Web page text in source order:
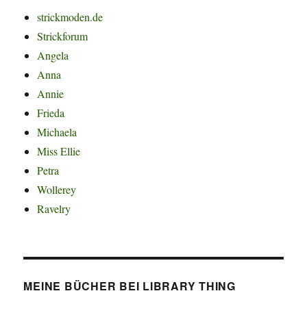
strickmoden.de
Strickforum
Angela
Anna
Annie
Frieda
Michaela
Miss Ellie
Petra
Wollerey
Ravelry
MEINE BÜCHER BEI LIBRARY THING